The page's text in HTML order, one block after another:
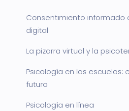
Consentimiento informado
digital
La pizarra virtual y la
Psicología en las escuelas:
futuro
Psicología en línea